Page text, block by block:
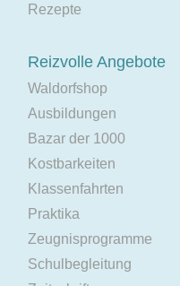
Rezepte
Reizvolle Angebote
Waldorfshop
Ausbildungen
Bazar der 1000
Kostbarkeiten
Klassenfahrten
Praktika
Zeugnisprogramme
Schulbegleitung